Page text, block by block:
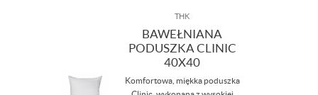
THK
BAWEŁNIANA
PODUSZKA CLINIC
40X40
Komfortowa, miękka poduszka